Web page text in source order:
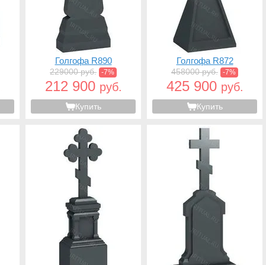
Голгофа R890
229000 руб. -7%
212 900 руб.
Купить
Голгофа R872
458000 руб. -7%
425 900 руб.
Купить